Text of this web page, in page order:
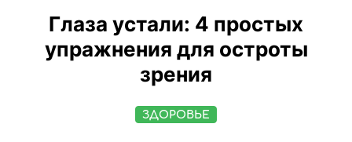
Глаза устали: 4 простых
упражнения для остроты
зрения
ЗДОРОВЬЕ